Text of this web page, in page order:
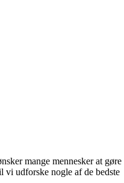
mange mennesker at gøre
vi udforske nogle af de bedste